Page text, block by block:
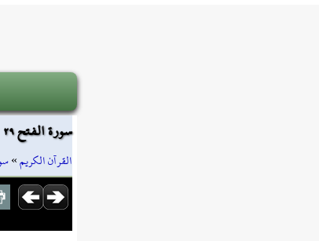
سورة الفتح ٢٩
القرآن الكريم»